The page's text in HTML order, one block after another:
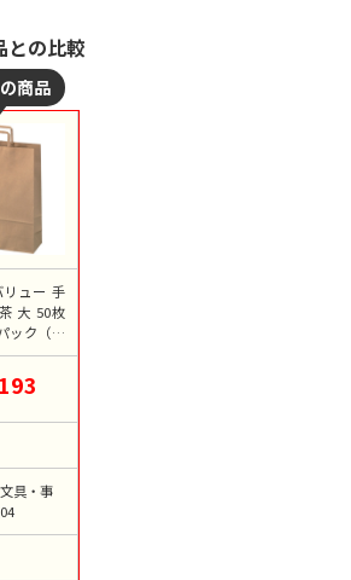
との比較
リュー 手
大 50枚
ック（ご
ック）
具・事